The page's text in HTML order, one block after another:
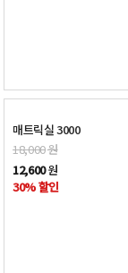
매트릭실 3000
18,000원
12,600원
30% 할인